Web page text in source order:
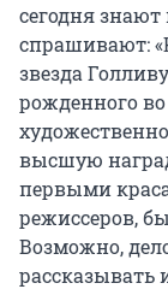
сегодня знают
спрашивают:
звезда
рожденного
высшую
первыми
режиссеров,
Возможно,
рассказывать